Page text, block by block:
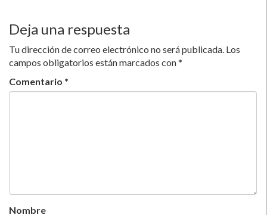
Deja una respuesta
Tu dirección de correo electrónico no será publicada. Los
campos obligatorios están marcados con*
Comentario *
Nombre